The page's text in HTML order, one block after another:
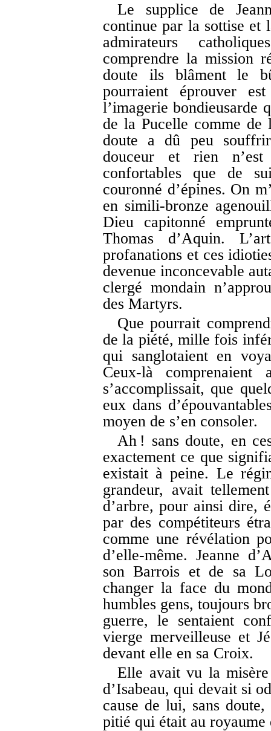
Le supplice de
continue par la sottise et
admirateurs
comprendre la mission
doute ils blâment le
pourraient éprouver
l’imagerie bondieusarde
de la Pucelle comme de
doute a dû peu
douceur et rien
confortables que de
couronné d’épines. On
en simili-bronze
Dieu capitonné
Thomas d’Aquin.
profanations et ces
devenue inconcevable
clergé mondain
des Martyrs.
Que pourrait
de la piété, mille fois
qui sanglotaient en
Ceux-là comprenaient
s’accomplissait, que
eux dans
moyen de s’en consoler.
Ah ! sans doute, en
exactement ce que
existait à peine. Le
grandeur, avait
d’arbre, pour ainsi dire,
par des compétiteurs
comme une révélation
d’elle-même. Jeanne
son Barrois et de sa
changer la face du
humbles gens, toujours
guerre, le sentaient
vierge merveilleuse et
devant elle en sa Croix.
Elle avait vu la
d’Isabeau, qui devait si
cause de lui, sans
pitié qui était au royaume